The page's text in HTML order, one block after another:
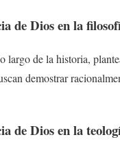
de Dios en la
de la historia,
demostrar
de Dios en la